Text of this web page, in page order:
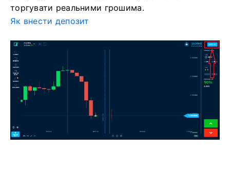
торгувати реальними грошима.
Як внести депозит